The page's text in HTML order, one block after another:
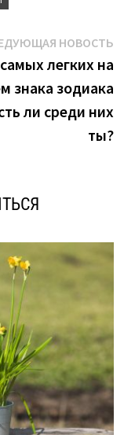
НОВОСТЬ
легких на
знака зодиака
ли среди них
ты?